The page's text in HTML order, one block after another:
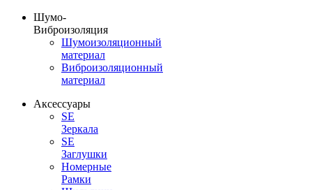
Шумо-
Виброизоляция
Шумоизоляционный
материал
Виброизоляционный
материал
Аксессуары
SE
Зеркала
SE
Заглушки
Номерные
Рамки